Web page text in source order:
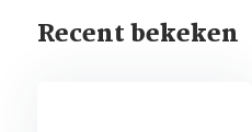
Recent bekeken